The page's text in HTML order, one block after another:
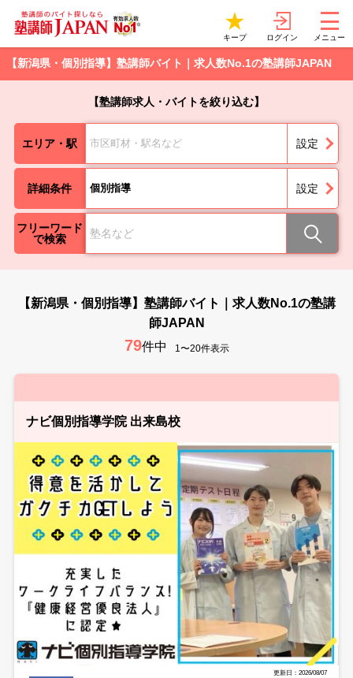
キープ ログイン メニュー
【新潟県・個別指導】塾講師バイト｜求人数No.1の塾講師JAPAN
【塾講師求人・バイトを絞り込む】
エリア・駅 市区町材・駅名など 設定
詳細条件 個別指導 設定
フリーワード
で検索
【新潟県・個別指導】塾講師バイト｜求人数No.1の塾講
師JAPAN
79件中 1〜20件表示
ナビ個別指導学院 出来島校
更新日：2026/08/07